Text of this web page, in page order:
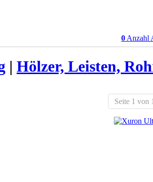
0 Anzahl
| Hölzer, Leisten,
Seite 1 von 1